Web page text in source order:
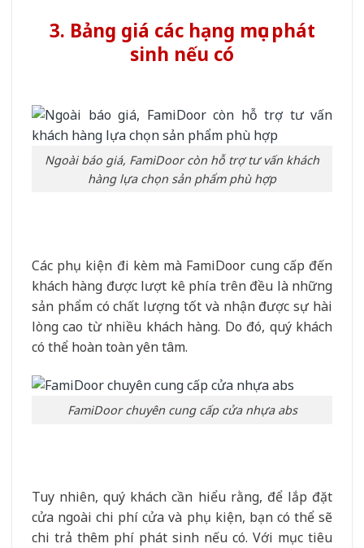
3. Bảng giá các hạng mục phát
sinh nếu có
Ngoài báo giá, FamiDoor còn hỗ trợ tư vấn khách
hàng lựa chọn sản phẩm phù hợp
Các phụ kiện đi kèm mà FamiDoor cung cấp đến
khách hàng được lượt kê phía trên đều là những
sản phẩm có chất lượng tốt và nhận được sự hài
lòng cao từ nhiều khách hàng. Do đó, quý khách
có thể hoàn toàn yên tâm.
FamiDoor chuyên cung cấp cửa nhựa abs
Tuy nhiên, quý khách cần hiểu rằng, để lắp đặt
cửa ngoài chi phí cửa và phụ kiện, bạn có thể sẽ
chi trả thêm phí phát sinh nếu có. Với mục tiêu